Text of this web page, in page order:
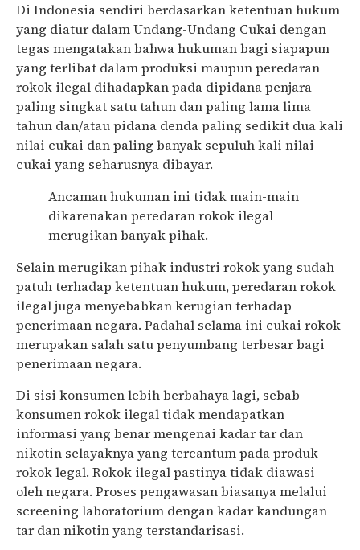
Di Indonesia sendiri berdasarkan ketentuan hukum
yang diatur dalam Undang-Undang Cukai dengan
tegas mengatakan bahwa hukuman bagi siapapun
yang terlibat dalam produksi maupun peredaran
rokok ilegal dihadapkan pada dipidana penjara
paling singkat satu tahun dan paling lama lima
tahun dan/atau pidana denda paling sedikit dua kali
nilai cukai dan paling banyak sepuluh kali nilai
cukai yang seharusnya dibayar.
Ancaman hukuman ini tidak main-main
dikarenakan peredaran rokok ilegal
merugikan banyak pihak.
Selain merugikan pihak industri rokok yang sudah
patuh terhadap ketentuan hukum, peredaran rokok
ilegal juga menyebabkan kerugian terhadap
penerimaan negara. Padahal selama ini cukai rokok
merupakan salah satu penyumbang terbesar bagi
penerimaan negara.
Di sisi konsumen lebih berbahaya lagi, sebab
konsumen rokok ilegal tidak mendapatkan
informasi yang benar mengenai kadar tar dan
nikotin selayaknya yang tercantum pada produk
rokok legal. Rokok ilegal pastinya tidak diawasi
oleh negara. Proses pengawasan biasanya melalui
screening laboratorium dengan kadar kandungan
tar dan nikotin yang terstandarisasi.